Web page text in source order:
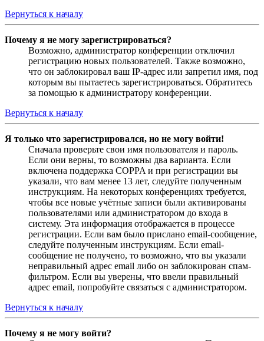
Вернуться к началу
Почему я не могу зарегистрироваться?
Возможно, администратор конференции отключил
регистрацию новых пользователей. Также возможно,
что он заблокировал ваш IP-адрес или запретил имя, под
которым вы пытаетесь зарегистрироваться. Обратитесь
за помощью к администратору конференции.
Вернуться к началу
Я только что зарегистрировался, но не могу войти!
Сначала проверьте свои имя пользователя и пароль.
Если они верны, то возможны два варианта. Если
включена поддержка COPPA и при регистрации вы
указали, что вам менее 13 лет, следуйте полученным
инструкциям. На некоторых конференциях требуется,
чтобы все новые учётные записи были активированы
пользователями или администратором до входа в
систему. Эта информация отображается в процессе
регистрации. Если вам было прислано email-сообщение,
следуйте полученным инструкциям. Если email-
сообщение не получено, то возможно, что вы указали
неправильный адрес email либо он заблокирован спам-
фильтром. Если вы уверены, что ввели правильный
адрес email, попробуйте связаться с администратором.
Вернуться к началу
Почему я не могу войти?